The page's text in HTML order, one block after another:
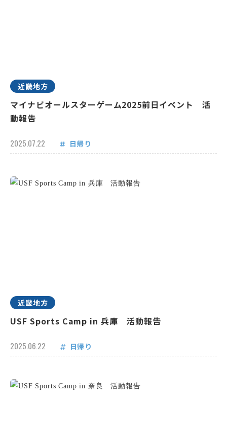
近畿地方
マイナビオールスターゲーム2025前日イベント 活
動報告
2025.07.22 日帰り
近畿地方
USF Sports Camp in 兵庫 活動報告
2025.06.22 日帰り